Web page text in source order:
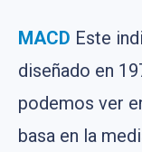
MACD Este
diseñado en
podemos ver
basa en la